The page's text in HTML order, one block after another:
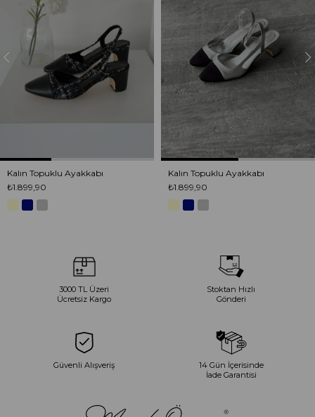
Kalın Topuklu Ayakkabı
₺1.899,90
Kalın Topuklu Ayakkabı
₺1.899,90
3000 TL Üzeri
Ücretsiz Kargo
Stoktan Hızlı
Gönderi
Güvenli Alışveriş
14 Gün İçerisinde
İade Garantisi